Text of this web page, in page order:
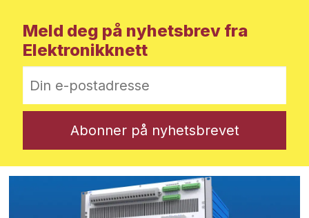
Meld deg på nyhetsbrev fra
Elektronikknett